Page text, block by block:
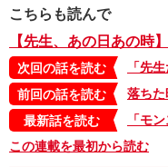
こちらも読んで
【先生、あの日あの時】
次回の話を読む
前回の話を読む
最新話を読む
この連載を最初から読む